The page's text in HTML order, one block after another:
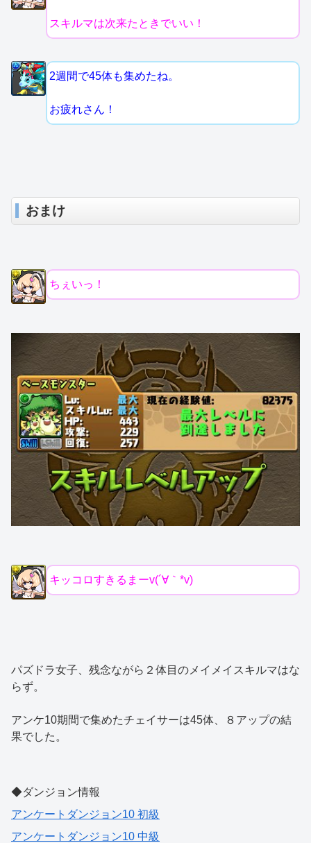
スキルマは次来たときでいい！
2週間で45体も集めたね。
お疲れさん！
おまけ
ちぇいっ！
キッコロすきるまーv(´∀｀*v)
パズドラ女子、残念ながら２体目のメイメイスキルマはな
らず。
アンケ10期間で集めたチェイサーは45体、８アップの結
果でした。
◆ダンジョン情報
アンケートダンジョン10 初級
アンケートダンジョン10 中級